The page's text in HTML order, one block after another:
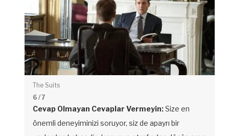
The Suits
6 / 7
Cevap Olmayan Cevaplar Vermeyin:Size en
önemli deneyiminizi soruyor, siz de apayrı bir